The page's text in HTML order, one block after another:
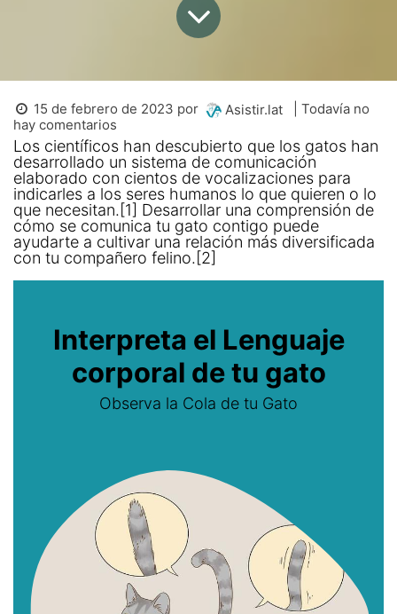
15 de febrero de 2023 por Asistir.lat
| Todavía no
hay comentarios
Los científicos han descubierto que los gatos han
desarrollado un sistema de comunicación
elaborado con cientos de vocalizaciones para
indicarles a los seres humanos lo que quieren o lo
que necesitan.[1] Desarrollar una comprensión de
cómo se comunica tu gato contigo puede
ayudarte a cultivar una relación más diversificada
con tu compañero felino.[2]
Interpreta el Lenguaje
corporal de tu gato
Observa la Cola de tu Gato